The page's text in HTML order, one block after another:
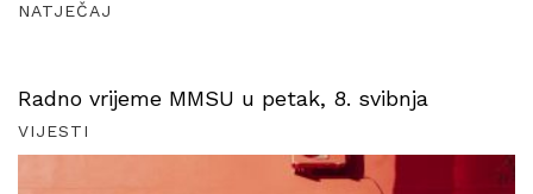
NATJEČAJ
Radno vrijeme MMSU u petak, 8. svibnja
VIJESTI